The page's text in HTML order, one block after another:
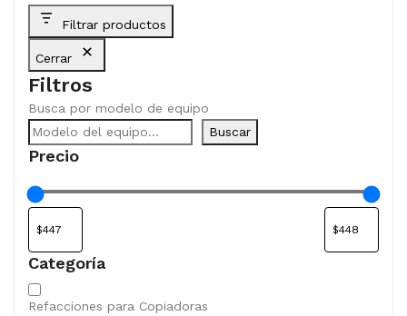
Filtrar productos
Cerrar
Filtros
Busca por modelo de equipo
Buscar
Precio
Categoría
Categoría
Refacciones para Copiadoras